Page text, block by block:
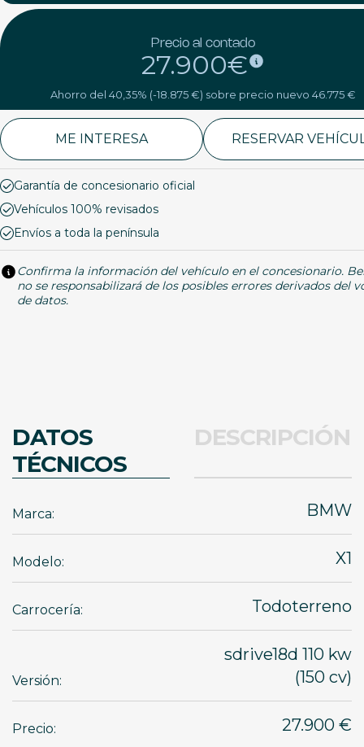
Precio al contado
27.900€
Ahorro del 40,35% (-18.875 €) sobre precio nuevo 46.775 €
ME INTERESA RESERVAR
Garantía de concesionario oficial
Vehículos 100% revisados
Envíos a toda la península
Confirma la información del vehículo en el concesionario.
no se responsabilizará de los posibles errores derivados del
de datos.
DATOS
TÉCNICOS
DESCRIPCIÓN
Marca: BMW
Modelo: X1
Carrocería: Todoterreno
Versión:
sdrive18d 110 kw
(150 cv)
Precio: 27.900 €